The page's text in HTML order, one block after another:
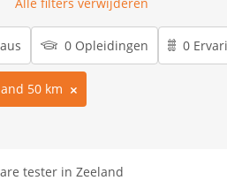
0 Opleidingen 0
50 km
tester in Zeeland